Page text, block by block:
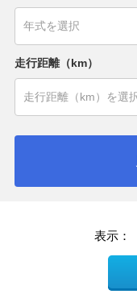
走行距離（km）
表示：